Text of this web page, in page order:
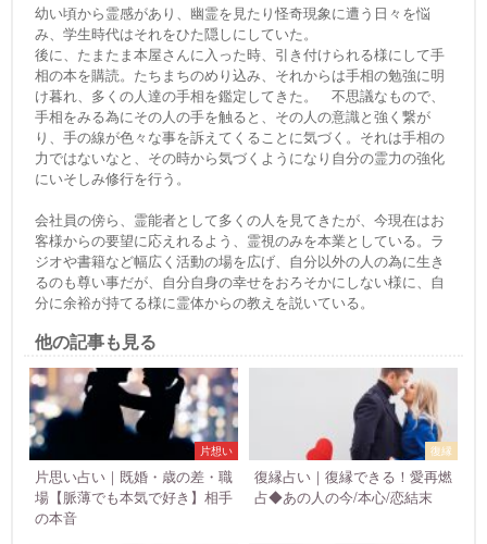
幼い頃から霊感があり、幽霊を見たり怪奇現象に遭う日々を悩
み、学生時代はそれをひた隠しにしていた。
後に、たまたま本屋さんに入った時、引き付けられる様にして手
相の本を購読。たちまちのめり込み、それからは手相の勉強に明
け暮れ、多くの人達の手相を鑑定してきた。 不思議なもので、
手相をみる為にその人の手を触ると、その人の意識と強く繋が
り、手の線が色々な事を訴えてくることに気づく。それは手相の
力ではないなと、その時から気づくようになり自分の霊力の強化
にいそしみ修行を行う。
会社員の傍ら、霊能者として多くの人を見てきたが、今現在はお
客様からの要望に応えれるよう、霊視のみを本業としている。ラ
ジオや書籍など幅広く活動の場を広げ、自分以外の人の為に生き
るのも尊い事だが、自分自身の幸せをおろそかにしない様に、自
分に余裕が持てる様に霊体からの教えを説いている。
他の記事も見る
片想い
片思い占い｜既婚・歳の差・職
場【脈薄でも本気で好き】相手
の本音
復縁
復縁占い｜復縁できる！愛再燃
占◆あの人の今/本心/恋結末